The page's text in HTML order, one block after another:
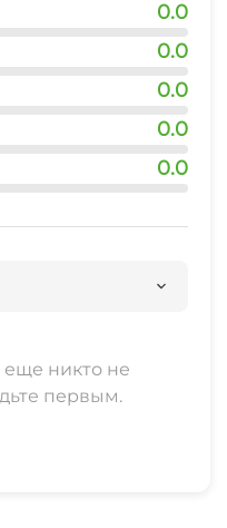
гостей с
0.0
0.0
0.0
0.0
0.0
никто не
первым.